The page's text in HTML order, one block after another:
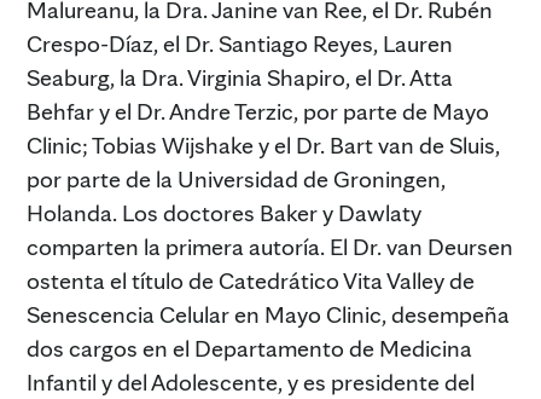
Malureanu, la Dra. Janine van Ree, el Dr. Rubén
Crespo-Díaz, el Dr. Santiago Reyes, Lauren
Seaburg, la Dra. Virginia Shapiro, el Dr. Atta
Behfar y el Dr. Andre Terzic, por parte de Mayo
Clinic; Tobias Wijshake y el Dr. Bart van de Sluis,
por parte de la Universidad de Groningen,
Holanda. Los doctores Baker y Dawlaty
comparten la primera autoría. El Dr. van Deursen
ostenta el título de Catedrático Vita Valley de
Senescencia Celular en Mayo Clinic, desempeña
dos cargos en el Departamento de Medicina
Infantil y del Adolescente, y es presidente del